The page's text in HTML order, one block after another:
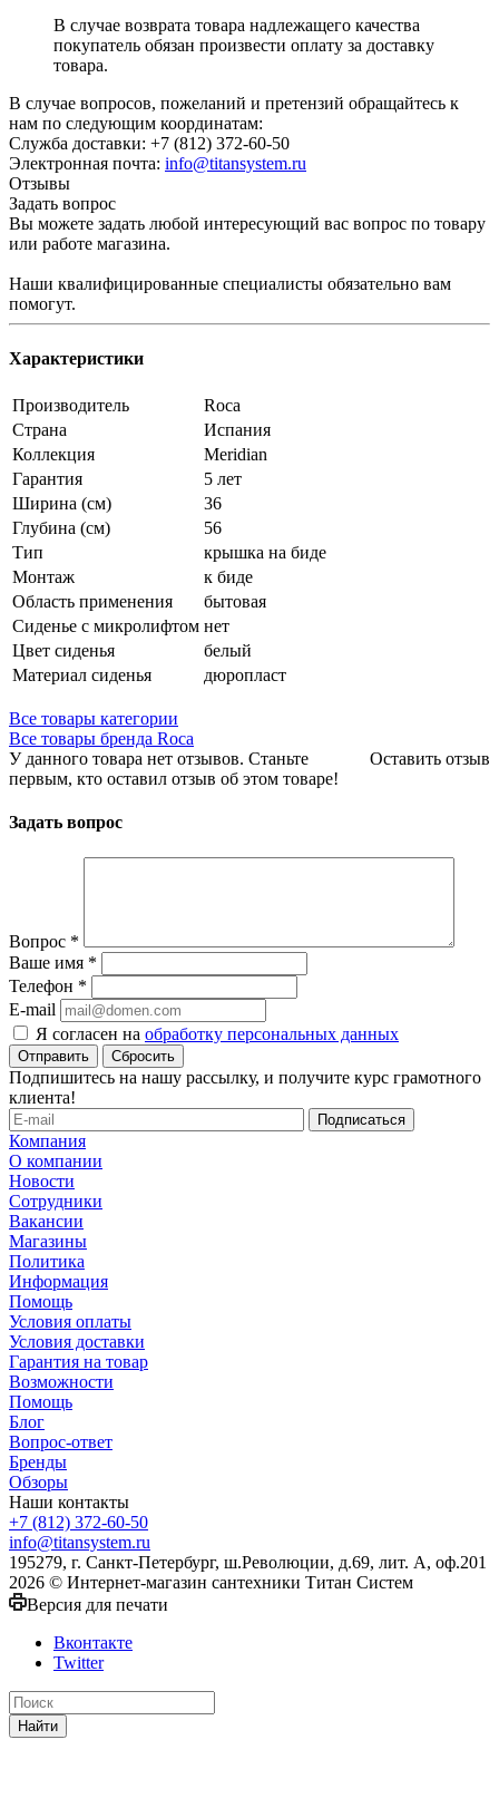
В случае возврата товара надлежащего качества
покупатель обязан произвести оплату за доставку
товара.
В случае вопросов, пожеланий и претензий обращайтесь к
нам по следующим координатам:
Служба доставки: +7 (812) 372-60-50
Электронная почта: info@titansystem.ru
Отзывы
Задать вопрос
Вы можете задать любой интересующий вас вопрос по товару
или работе магазина.
Наши квалифицированные специалисты обязательно вам
помогут.
Характеристики
Производитель
Roca
Страна
Испания
Коллекция
Meridian
Гарантия
5 лет
Ширина (см)
36
Глубина (см)
56
Тип
крышка на биде
Монтаж
к биде
Область применения
бытовая
Сиденье с микролифтом нет
Цвет сиденья
белый
Материал сиденья
дюропласт
Все товары категории
Все товары бренда Roca
Оставить отзыв
У данного товара нет отзывов. Станьте
первым, кто оставил отзыв об этом товаре!
Задать вопрос
Вопрос *
Ваше имя *
Телефон *
E-mail
Я согласен на обработку персональных данных
Сбросить
Подпишитесь на нашу рассылку, и получите курс грамотного
клиента!
Компания
О компании
Новости
Сотрудники
Вакансии
Магазины
Политика
Информация
Помощь
Условия оплаты
Условия доставки
Гарантия на товар
Возможности
Помощь
Блог
Вопрос-ответ
Бренды
Обзоры
Наши контакты
+7 (812) 372-60-50
info@titansystem.ru
195279, г. Санкт-Петербург, ш.Революции, д.69, лит. А, оф.201
2026 © Интернет-магазин сантехники Титан Систем
Версия для печати
Вконтакте
Twitter
Найти